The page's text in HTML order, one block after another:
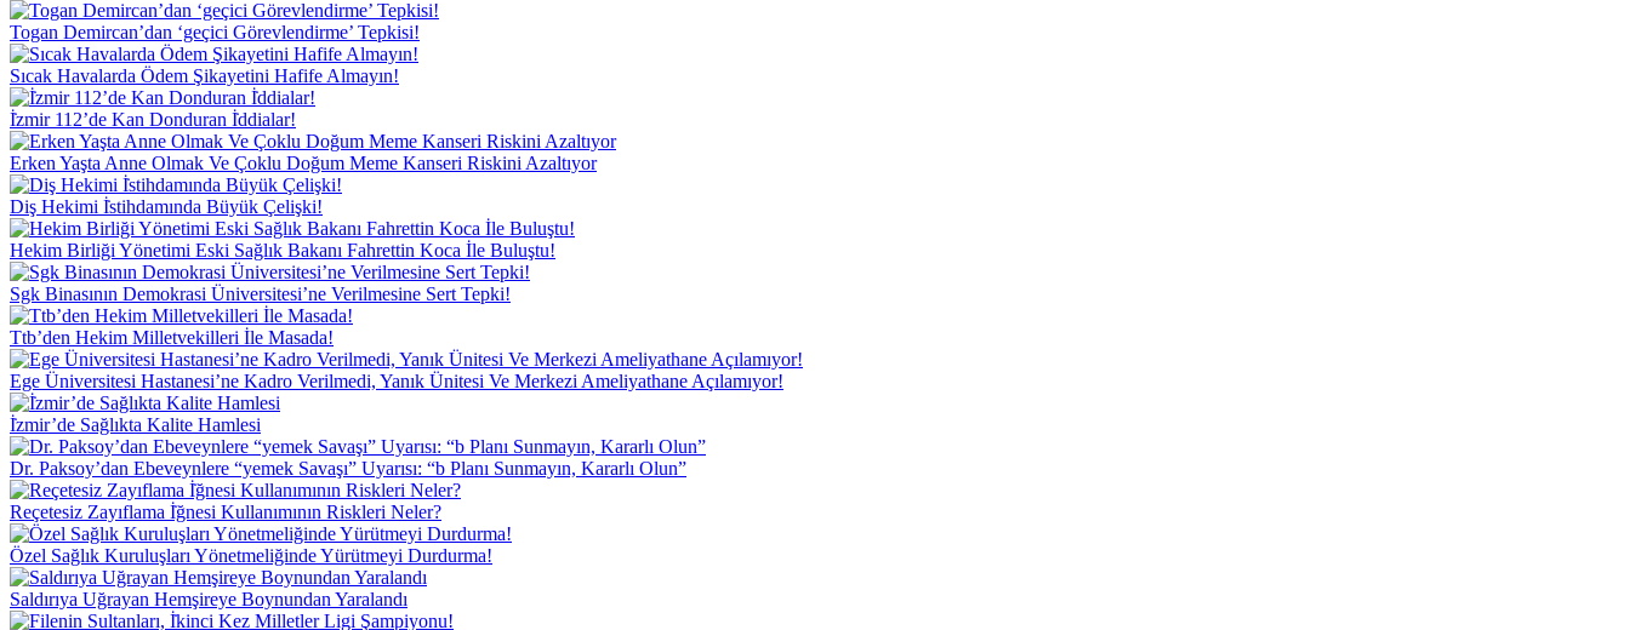
Togan Demircan’dan ‘geçici Görevlendirme’ Tepkisi!
Sıcak Havalarda Ödem Şikayetini Hafife Almayın!
İ̇zmir 112’de Kan Donduran İ̇ddialar!
Erken Yaşta Anne Olmak Ve Çoklu Doğum Meme Kanseri Riskini Azaltıyor
Diş Hekimi İ̇stihdamında Büyük Çelişki!
Hekim Birliği Yönetimi Eski Sağlık Bakanı Fahrettin Koca İle Buluştu!
Sgk Binasının Demokrasi Üniversitesi’ne Verilmesine Sert Tepki!
Ttb’den Hekim Milletvekilleri İle Masada!
Ege Üniversitesi Hastanesi’ne Kadro Verilmedi, Yanık Ünitesi Ve Merkezi Ameliyathane Açılamıyor!
İ̇zmir’de Sağlıkta Kalite Hamlesi
Dr. Paksoy’dan Ebeveynlere “yemek Savaşı” Uyarısı: “b Planı Sunmayın, Kararlı Olun”
Reçetesiz Zayıflama İ̇ğnesi Kullanımının Riskleri Neler?
Özel Sağlık Kuruluşları Yönetmeliğinde Yürütmeyi Durdurma!
Saldırıya Uğrayan Hemşireye Boynundan Yaralandı